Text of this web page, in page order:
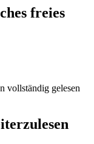
freies
vollständig gelesen